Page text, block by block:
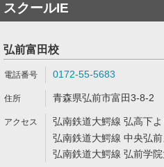
スクールIE
弘前富田校
0172-55-5683
青森県弘前市富田3-8-2
弘南鉄道大鰐線 弘高下
弘南鉄道大鰐線 中央弘
弘南鉄道大鰐線 弘前学